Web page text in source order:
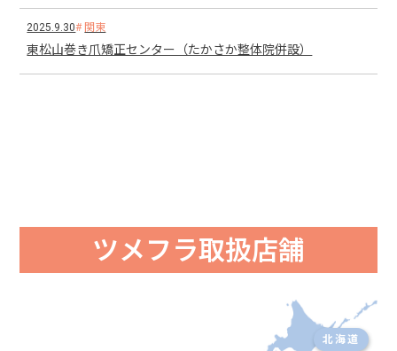
2025.9.30 関東
東松山巻き爪矯正センター（たかさか整体院併設）
ツメフラ取扱店舗
北海道